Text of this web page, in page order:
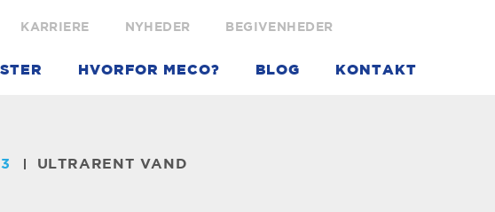
KARRIERE NYHEDER BEGIVENHEDER
HVORFOR MECO? BLOG KONTAKT
ULTRARENT VAND